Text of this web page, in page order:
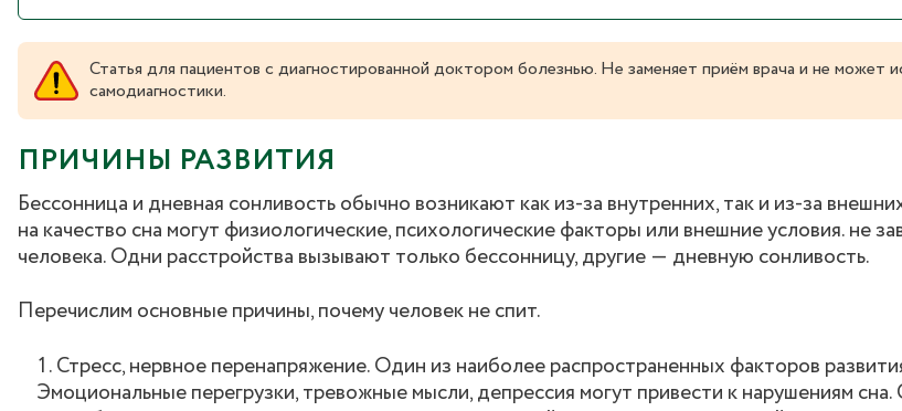
Статья для пациентов с диагностированной доктором болезнью. Не заменяет приём врача и не может
самодиагностики.
ПРИЧИНЫ РАЗВИТИЯ
Бессонница и дневная сонливость обычно возникают как из-за внутренних, так и из-за
на качество сна могут физиологические, психологические факторы или внешние условия. не
человека. Одни расстройства вызывают только бессонницу, другие ― дневную сонливость.
Перечислим основные причины, почему человек не спит.
Стресс, нервное перенапряжение. Один из наиболее распространенных факторов
Эмоциональные перегрузки, тревожные мысли, депрессия могут привести к нарушениям сна.